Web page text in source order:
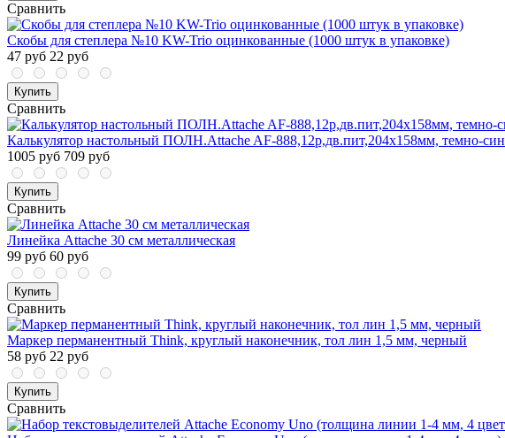
Сравнить
Скобы для степлера №10 KW-Trio оцинкованные (1000 штук в упаковке)
47 руб 22 руб
Купить
Сравнить
Калькулятор настольный ПОЛН.Attache AF-888,12р,дв.пит,204x158мм, темно-син
1005 руб 709 руб
Купить
Сравнить
Линейка Attache 30 см металлическая
99 руб 60 руб
Купить
Сравнить
Маркер перманентный Think, круглый наконечник, тол лин 1,5 мм, черный
58 руб 22 руб
Купить
Сравнить